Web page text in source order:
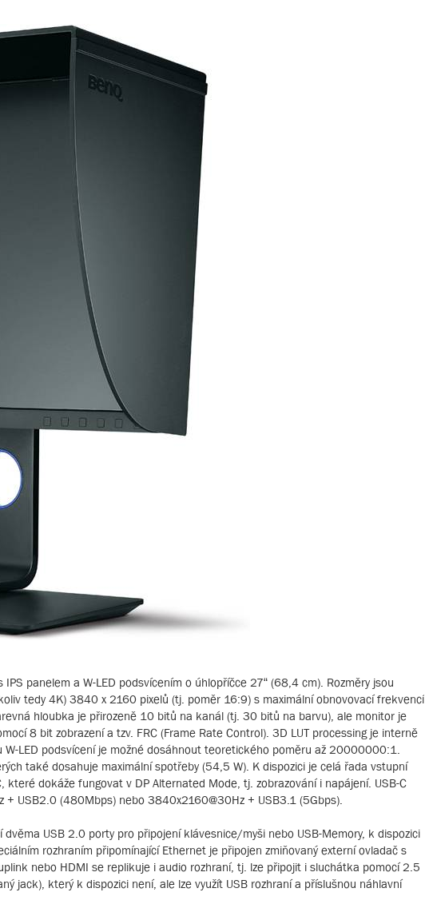
panelem a W-LED podsvícením o úhlopříčce 27“ (68,4 cm). Rozměry jsou
tedy 4K) 3840 x 2160 pixelů (tj. poměr 16:9) s maximální obnovovací frekvencí
hloubka je přirozeně 10 bitů na kanál (tj. 30 bitů na barvu), ale monitor je
8 bit zobrazení a tzv. FRC (Frame Rate Control). 3D LUT processing je interně
LED podsvícení je možné dosáhnout teoretického poměru až 20000000:1.
také dosahuje maximální spotřeby (54,5 W). K dispozici je celá řada vstupní
dokáže fungovat v DP Alternated Mode, tj. zobrazování i napájení. USB-C
USB2.0 (480Mbps) nebo 3840x2160@30Hz + USB3.1 (5Gbps).
USB 2.0 porty pro připojení klávesnice/myši nebo USB-Memory, k dispozici
rozhraním připomínající Ethernet je připojen zmiňovaný externí ovladač s
nebo HDMI se replikuje i audio rozhraní, tj. lze připojit i sluchátka pomocí 2.5
jack), který k dispozici není, ale lze využít USB rozhraní a příslušnou náhlavní